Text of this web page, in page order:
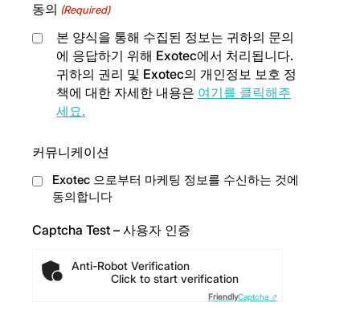
동의 (Required)
본 양식을 통해 수집된 정보는 귀하의 문의
에 응답하기 위해 Exotec에서 처리됩니다.
귀하의 권리 및 Exotec의 개인정보 보호 정
책에 대한 자세한 내용은 여기를 클릭해주
세요.
커뮤니케이션
Exotec 으로부터 마케팅 정보를 수신하는 것에
동의합니다
Captcha Test – 사용자 인증
Anti-Robot Verification
Click to start verification
FriendlyCaptcha ⇗